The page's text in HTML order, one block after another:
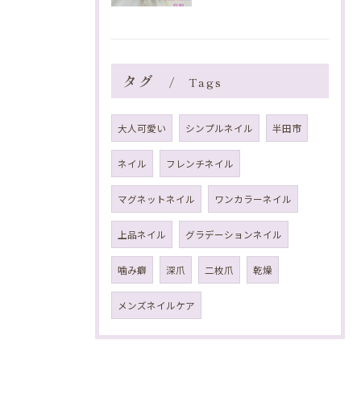
タグ Tags
大人可愛い シンプルネイル 半田市
ネイル フレンチネイル
マグネットネイル ワンカラーネイル
上品ネイル グラデーションネイル
噛み癖 深爪 二枚爪 乾燥
メンズネイルケア